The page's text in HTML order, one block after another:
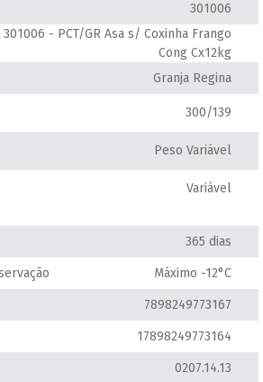
301006
301006 - PCT/GR Asa s/ Coxinha Frango
Cong Cx12kg
Granja Regina
300/139
Peso Variável
Variável
365 dias
Máximo -12°C
7898249773167
17898249773164
0207.14.13